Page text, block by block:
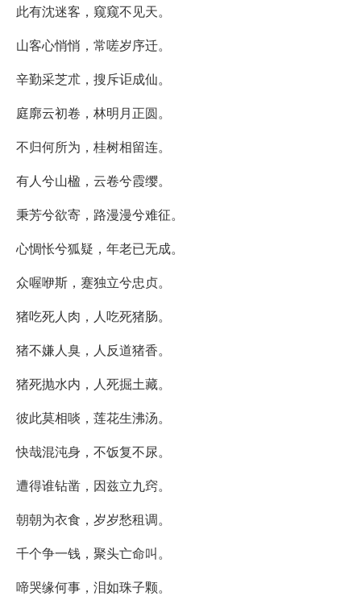
此有沈迷客，窥窥不见天。
山客心悄悄，常嗟岁序迁。
辛勤采芝朮，搜斥讵成仙。
庭廓云初卷，林明月正圆。
不归何所为，桂树相留连。
有人兮山楹，云卷兮霞缨。
秉芳兮欲寄，路漫漫兮难征。
心惆怅兮狐疑，年老已无成。
众喔咿斯，蹇独立兮忠贞。
猪吃死人肉，人吃死猪肠。
猪不嫌人臭，人反道猪香。
猪死抛水内，人死掘土藏。
彼此莫相啖，莲花生沸汤。
快哉混沌身，不饭复不尿。
遭得谁钻凿，因兹立九窍。
朝朝为衣食，岁岁愁租调。
千个争一钱，聚头亡命叫。
啼哭缘何事，泪如珠子颗。